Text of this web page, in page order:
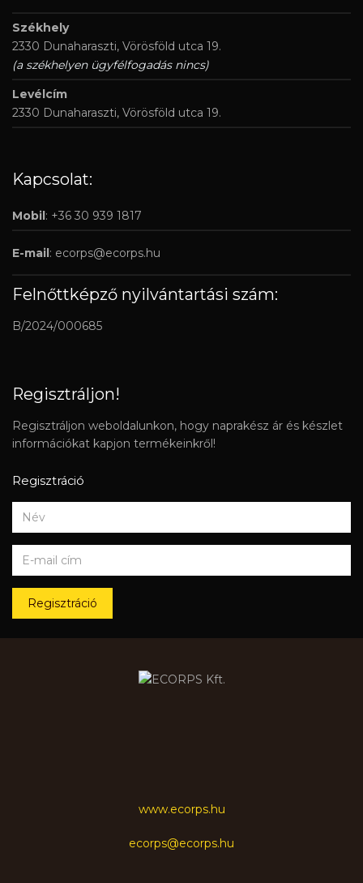
Székhely
2330 Dunaharaszti, Vörösföld utca 19.
(a székhelyen ügyfélfogadás nincs)
Levélcím
2330 Dunaharaszti, Vörösföld utca 19.
Kapcsolat:
Mobil : +36 30 939 1817
E-mail : ecorps@ecorps.hu
Felnőttképző nyilvántartási szám:
B/2024/000685
Regisztráljon!
Regisztráljon weboldalunkon, hogy naprakész ár és készlet
információkat kapjon termékeinkről!
Regisztráció
Regisztráció
www.ecorps.hu
ecorps@ecorps.hu